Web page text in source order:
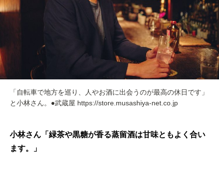
「自転車で地方を巡り、人やお酒に出会うのが最高の休日です」
と小林さん。●武蔵屋 https://store.musashiya-net.co.jp
小林さん「緑茶や黒糖が香る蒸留酒は甘味ともよく合い
ます。」